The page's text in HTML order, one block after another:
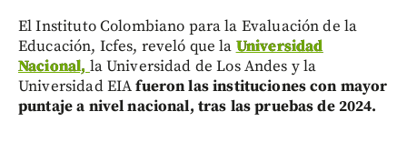
El Instituto Colombiano para la Evaluación de la
Educación, Icfes, reveló que la Universidad
Nacional, la Universidad de Los Andes y la
Universidad EIAfueron las instituciones con mayor
puntaje a nivel nacional, tras las pruebas de 2024.